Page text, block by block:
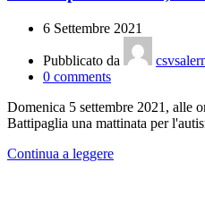
6 Settembre 2021
Pubblicato da
0 comments
Domenica 5 settembre 2021, alle
Battipaglia una mattinata per
Continua a leggere